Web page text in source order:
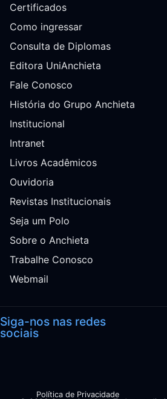
Certificados
Como ingressar
Consulta de Diplomas
Editora UniAnchieta
Fale Conosco
História do Grupo Anchieta
Institucional
Intranet
Livros Acadêmicos
Ouvidoria
Revistas Institucionais
Seja um Polo
Sobre o Anchieta
Trabalhe Conosco
Webmail
Siga-nos nas redes
sociais
Política de Privacidade